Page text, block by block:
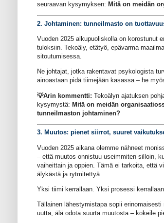
seuraavan kysymyksen: Mitä on meidän
2. Johtaminen: tunneilmasto on
Vuoden 2025 alkupuoliskolla on korostunut
tuloksiin. Tekoäly, etätyö, epävarma
sitoutumisessa.
Ne johtajat, jotka rakentavat psykologista
ainoastaan pidä tiimejään kasassa – he
💡Arin kommentti: Tekoälyn ajatuksen
kysymystä: Mitä on meidän
tunneilmaston johtaminen?
3. Muutos: pienet siirrot, suuret
Vuoden 2025 aikana olemme nähneet
– että muutos onnistuu useimmiten silloin,
vaiheittain ja oppien. Tämä ei tarkoita, että
älykästä ja rytmitettyä.
Yksi tiimi kerrallaan. Yksi prosessi
Tällainen lähestymistapa sopii erinomaisesti
uutta, älä odota suurta muutosta – kokeile